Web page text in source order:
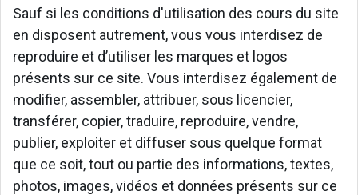
Sauf si les conditions d'utilisation des cours du site
en disposent autrement, vous vous interdisez de
reproduire et d’utiliser les marques et logos
présents sur ce site. Vous interdisez également de
modifier, assembler, attribuer, sous licencier,
transférer, copier, traduire, reproduire, vendre,
publier, exploiter et diffuser sous quelque format
que ce soit, tout ou partie des informations, textes,
photos, images, vidéos et données présents sur ce